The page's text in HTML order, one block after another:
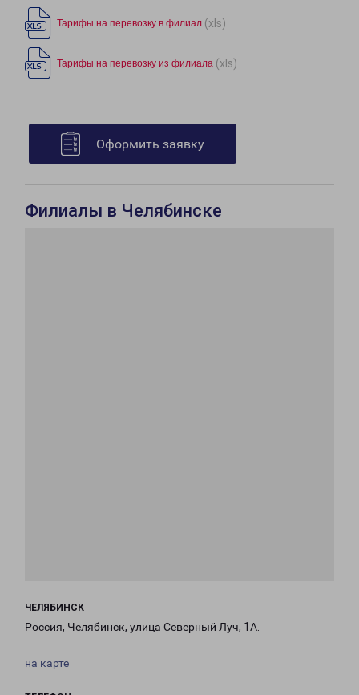
Тарифы на перевозку в филиал (xls)
Тарифы на перевозку из филиала (xls)
Оформить заявку
Филиалы в Челябинске
ЧЕЛЯБИНСК
Россия, Челябинск, улица Северный Луч, 1А.
на карте